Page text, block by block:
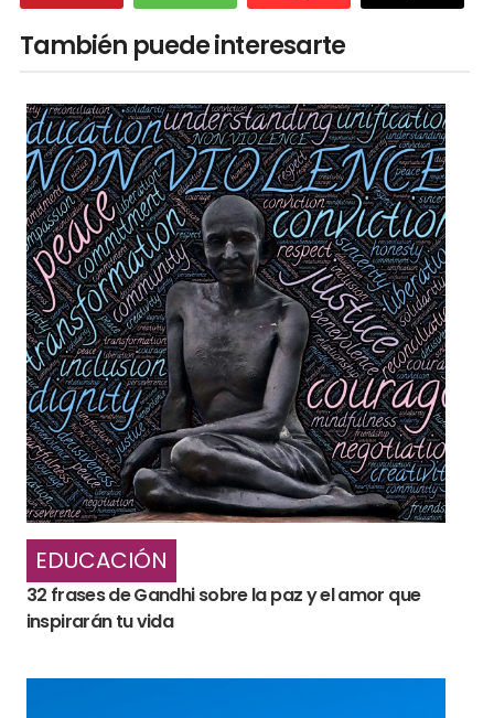
También puede interesarte
EDUCACIÓN
32 frases de Gandhi sobre la paz y el amor que
inspirarán tu vida